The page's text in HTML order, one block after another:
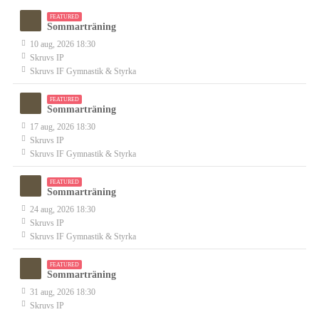
FEATURED
Sommarträning
10 aug, 2026 18:30
Skruvs IP
Skruvs IF Gymnastik & Styrka
FEATURED
Sommarträning
17 aug, 2026 18:30
Skruvs IP
Skruvs IF Gymnastik & Styrka
FEATURED
Sommarträning
24 aug, 2026 18:30
Skruvs IP
Skruvs IF Gymnastik & Styrka
FEATURED
Sommarträning
31 aug, 2026 18:30
Skruvs IP